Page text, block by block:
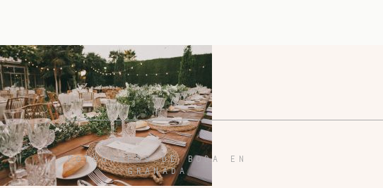
FOTÓGRAFOS DE BODA EN
GRANADA